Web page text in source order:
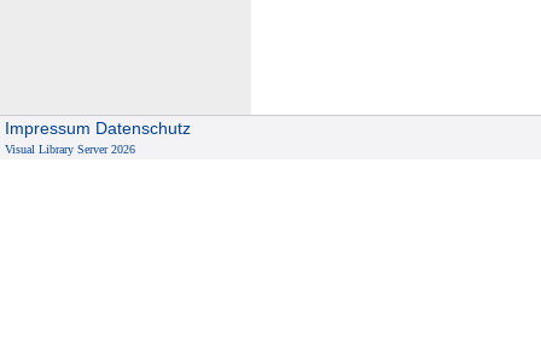
Impressum Datenschutz
Visual Library Server 2026